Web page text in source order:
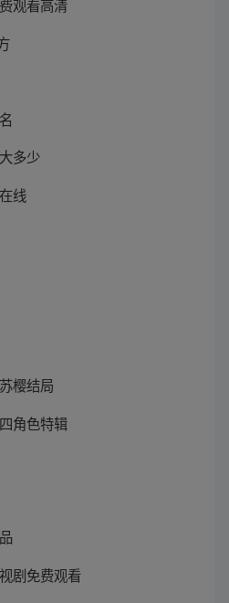
观看高清
多少
线
樱结局
角色特辑
剧免费观看